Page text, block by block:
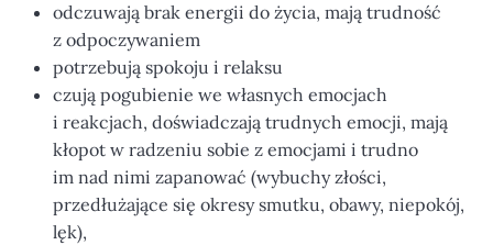
odczuwają brak energii do życia, mają trudność
z odpoczywaniem
potrzebują spokoju i relaksu
czują pogubienie we własnych emocjach
i reakcjach, doświadczają trudnych emocji, mają
kłopot w radzeniu sobie z emocjami i trudno
im nad nimi zapanować (wybuchy złości,
przedłużające się okresy smutku, obawy, niepokój,
lęk),